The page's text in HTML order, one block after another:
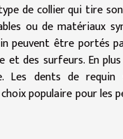
de collier qui tire
ou de matériaux
peuvent être portés
et des surfeurs. En
Les dents de
populaire pour les